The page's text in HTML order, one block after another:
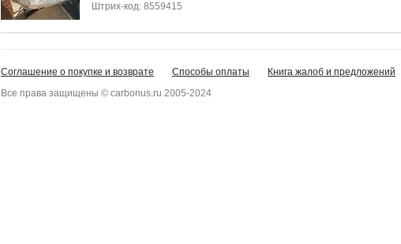
Штрих-код: 8559415
Соглашение о покупке и возврате Способы оплаты Книга жалоб и предложений
Все права защищены © carbonus.ru 2005-2024